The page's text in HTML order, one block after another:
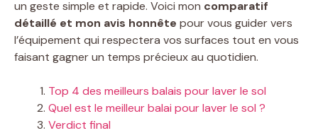
un geste simple et rapide. Voici mon comparatif
détaillé et mon avis honnête pour vous guider vers
l’équipement qui respectera vos surfaces tout en vous
faisant gagner un temps précieux au quotidien.
Top 4 des meilleurs balais pour laver le sol
Quel est le meilleur balai pour laver le sol ?
Verdict final